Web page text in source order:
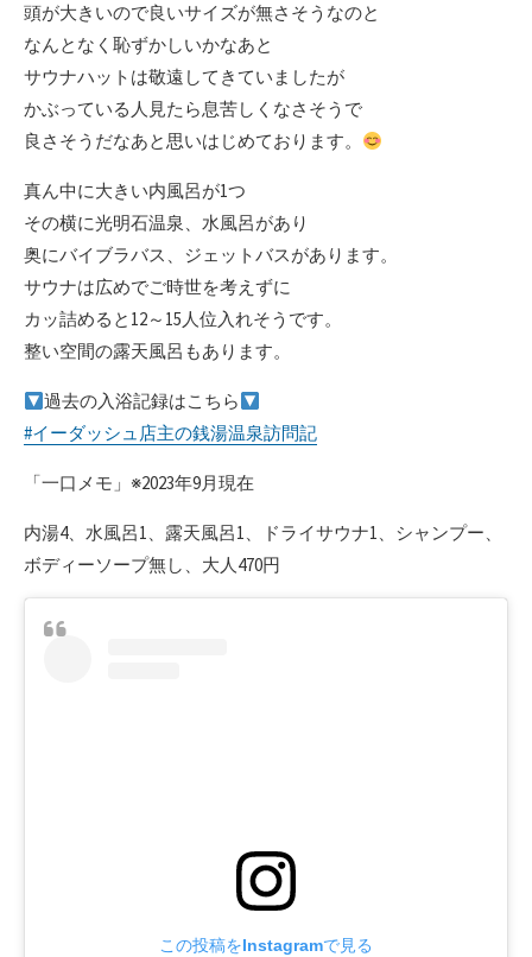
頭が大きいので良いサイズが無さそうなのと
なんとなく恥ずかしいかなあと
サウナハットは敬遠してきていましたが
かぶっている人見たら息苦しくなさそうで
良さそうだなあと思いはじめております。
真ん中に大きい内風呂が1つ
その横に光明石温泉、水風呂があり
奥にバイブラバス、ジェットバスがあります。
サウナは広めでご時世を考えずに
カッ詰めると12～15人位入れそうです。
整い空間の露天風呂もあります。
過去の入浴記録はこちら
#イーダッシュ店主の銭湯温泉訪問記
「一口メモ」※2023年9月現在
内湯4、水風呂1、露天風呂1、ドライサウナ1、シャンプー、
ボディーソープ無し、大人470円
この投稿をInstagramで見る